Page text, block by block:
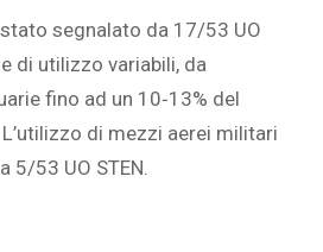
stato segnalato da 17/53 UO
di utilizzo variabili, da
fino ad un 10‐13% del
di mezzi aerei militari
5/53 UO STEN.